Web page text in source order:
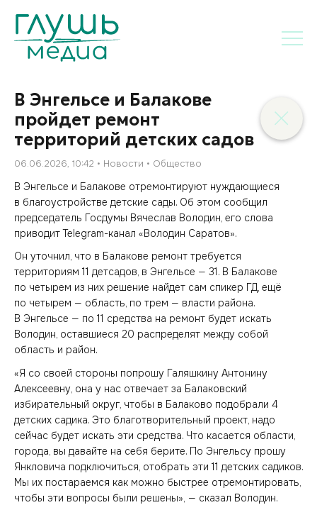
В Энгельсе и Балакове
пройдет ремонт
территорий детских садов
06.06.2026, 10:42 Новости Общество
В Энгельсе и Балакове отремонтируют нуждающиеся
в благоустройстве детские сады. Об этом сообщил
председатель Госдумы Вячеслав Володин, его слова
приводит Telegram-канал «Володин Саратов».
Он уточнил, что в Балакове ремонт требуется
территориям 11 детсадов, в Энгельсе — 31. В Балакове
по четырем из них решение найдет сам спикер ГД, ещё
по четырем — область, по трем — власти района.
В Энгельсе — по 11 средства на ремонт будет искать
Володин, оставшиеся 20 распределят между собой
область и район.
«Я со своей стороны попрошу Галяшкину Антонину
Алексеевну, она у нас отвечает за Балаковский
избирательный округ, чтобы в Балаково подобрали 4
детских садика. Это благотворительный проект, надо
сейчас будет искать эти средства. Что касается области,
города, вы давайте на себя берите. По Энгельсу прошу
Янкловича подключиться, отобрать эти 11 детских садиков.
Мы их постараемся как можно быстрее отремонтировать,
чтобы эти вопросы были решены», — сказал Володин.